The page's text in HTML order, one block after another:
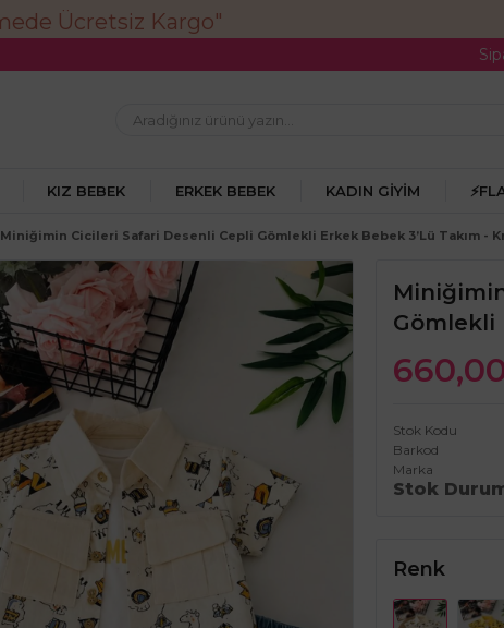
KIZ BEBEK ERKEK BEBEK KADIN GIYIM
Miniğimin Cicileri Safari Desenli Cepli Gömlekli Erkek Bebek 3’lü Takım -
Gömlekli
Stok Kodu
Barkod
Marka
Stok
Renk